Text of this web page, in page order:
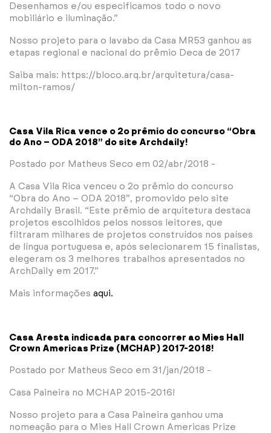
Desenhamos e/ou especificamos todo o novo
mobiliário e iluminação.”
Nosso projeto para o lavabo da Casa MR53 ganhou as
etapas regional e nacional do prêmio Deca de 2017
Saiba mais: https://bloco.arq.br/arquitetura/casa-
milton-ramos/
Casa Vila Rica vence o 2o prêmio do concurso “Obra
do Ano – ODA 2018” do site Archdaily!
Postado por Matheus Seco em 02/abr/2018 -
A Casa Vila Rica venceu o 2o prêmio do concurso
“Obra do Ano – ODA 2018”, promovido pelo site
Archdaily Brasil. “Este prêmio de arquitetura destaca
projetos escolhidos pelos nossos leitores, que
filtraram milhares de projetos construídos nos países
de língua portuguesa e, após selecionarem 15 finalistas,
elegeram os 3 melhores trabalhos apresentados no
ArchDaily em 2017.”
Mais informações aqui.
Casa Aresta indicada para concorrer ao Mies Hall
Crown Americas Prize (MCHAP) 2017-2018!
Postado por Matheus Seco em 31/jan/2018 -
Casa Paineira no MCHAP 2015-2016!
Nosso projeto para a Casa Paineira ganhou uma
nomeação para o Mies Hall Crown Americas Prize